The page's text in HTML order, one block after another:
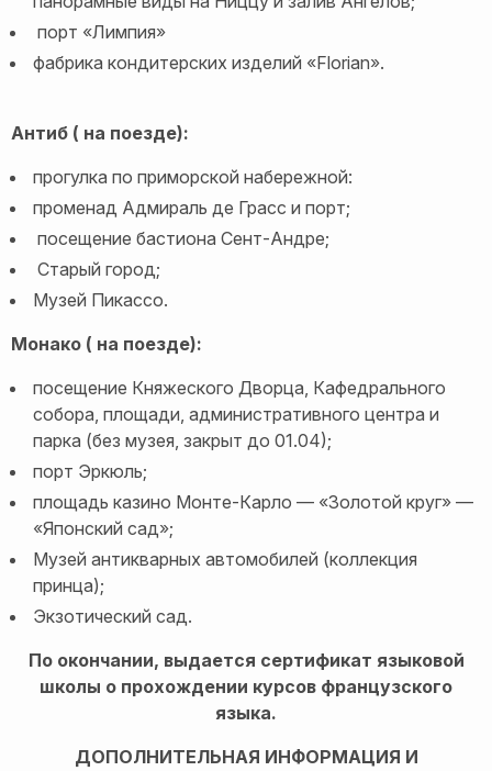
порт «Лимпия»
фабрика кондитерских изделий «Florian».
Антиб ( на поезде):
прогулка по приморской набережной:
променад Адмираль де Грасс и порт;
посещение бастиона Сент-Андре;
Старый город;
Музей Пикассо.
Монако ( на поезде):
посещение Княжеского Дворца, Кафедрального
собора, площади, административного центра и
парка (без музея, закрыт до 01.04);
порт Эркюль;
площадь казино Монте-Карло — «Золотой круг» —
«Японский сад»;
Музей антикварных автомобилей (коллекция
принца);
Экзотический сад.
По окончании, выдается сертификат языковой
школы о прохождении курсов французского
языка.
ДОПОЛНИТЕЛЬНАЯ ИНФОРМАЦИЯ И